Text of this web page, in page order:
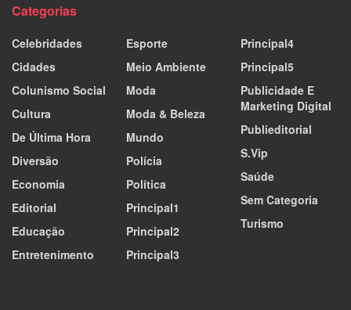
Categorias
Celebridades
Cidades
Colunismo Social
Cultura
De Última Hora
Diversão
Economia
Editorial
Educação
Entretenimento
Esporte
Meio Ambiente
Moda
Moda & Beleza
Mundo
Polícia
Política
Principal1
Principal2
Principal3
Principal4
Principal5
Publicidade E
Marketing Digital
Publieditorial
S.Vip
Saúde
Sem Categoria
Turismo